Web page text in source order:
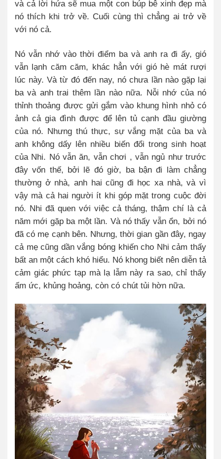
và cả lời hứa sẽ mua một con búp bê xinh đẹp mà
nó thích khi trở về. Cuối cùng thì chẳng ai trở về
với nó cả.
Nó vẫn nhớ vào thời điểm ba và anh ra đi ấy, gió
vẫn lạnh căm căm, khác hẳn với gió hè mát rượi
lúc này. Và từ đó đến nay, nó chưa lần nào gặp lại
ba và anh trai thêm lần nào nữa. Nỗi nhớ của nó
thỉnh thoảng được gửi gắm vào khung hình nhỏ có
ảnh cả gia đình được để lên tủ cạnh đầu giường
của nó. Nhưng thú thực, sự vắng mặt của ba và
anh không dấy lên nhiều biến đổi trong sinh hoạt
của Nhi. Nó vẫn ăn, vẫn chơi , vẫn ngủ như trước
đây vốn thế, bởi lẽ đó giờ, ba bận đi làm chẳng
thường ở nhà, anh hai cũng đi học xa nhà, và vì
vậy mà cả hai người ít khi góp mặt trong cuộc đời
nó. Nhi đã quen với việc cả tháng, thậm chí là cả
năm mới gặp ba một lần. Và nó thấy vẫn ổn, bởi nó
đã có mẹ cạnh bên. Nhưng, thời gian gần đây, ngay
cả mẹ cũng dần vắng bóng khiến cho Nhi cảm thấy
bất an một cách khó hiểu. Nó khong biết nên diễn tả
cảm giác phức tạp mà lạ lẫm này ra sao, chỉ thấy
ấm ức, khủng hoảng, còn có chút tủi hờn nữa.